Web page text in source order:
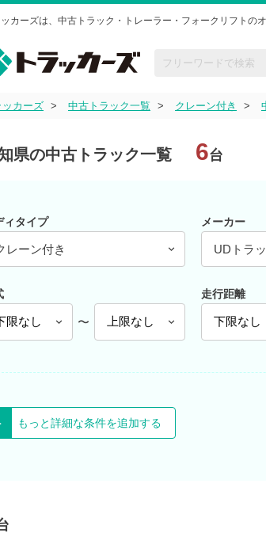
ッカーズは、中古トラック・トレーラー・フォークリフトの
ッカーズ 中古トラック一覧 クレーン付き
県の中古トラック一覧 6台
ィタイプ
レーン付き
メーカー
UDトラ
〜
走行距離
もっと詳細な条件を追加する